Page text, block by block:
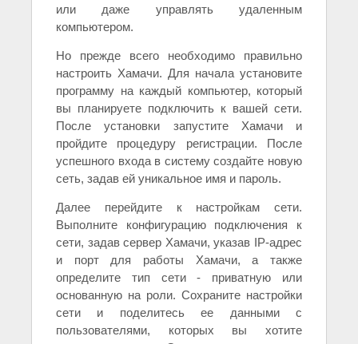
или даже управлять удаленным
компьютером.
Но прежде всего необходимо правильно
настроить Хамачи. Для начала установите
программу на каждый компьютер, который
вы планируете подключить к вашей сети.
После установки запустите Хамачи и
пройдите процедуру регистрации. После
успешного входа в систему создайте новую
сеть, задав ей уникальное имя и пароль.
Далее перейдите к настройкам сети.
Выполните конфигурацию подключения к
сети, задав сервер Хамачи, указав IP-адрес
и порт для работы Хамачи, а также
определите тип сети - приватную или
основанную на роли. Сохраните настройки
сети и поделитесь ее данными с
пользователями, которых вы хотите